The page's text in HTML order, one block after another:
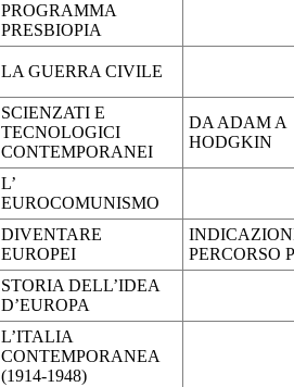
PROGRAMMA
PRESBIOPIA
LA GUERRA CIVILE
SCIENZATI E
TECNOLOGICI
CONTEMPORANEI
DA ADAM A
HODGKIN
L’
EUROCOMUNISMO
DIVENTARE
EUROPEI
PERCORSO
STORIA DELL’IDEA
D’EUROPA
L’ITALIA
CONTEMPORANEA
(1914-1948)